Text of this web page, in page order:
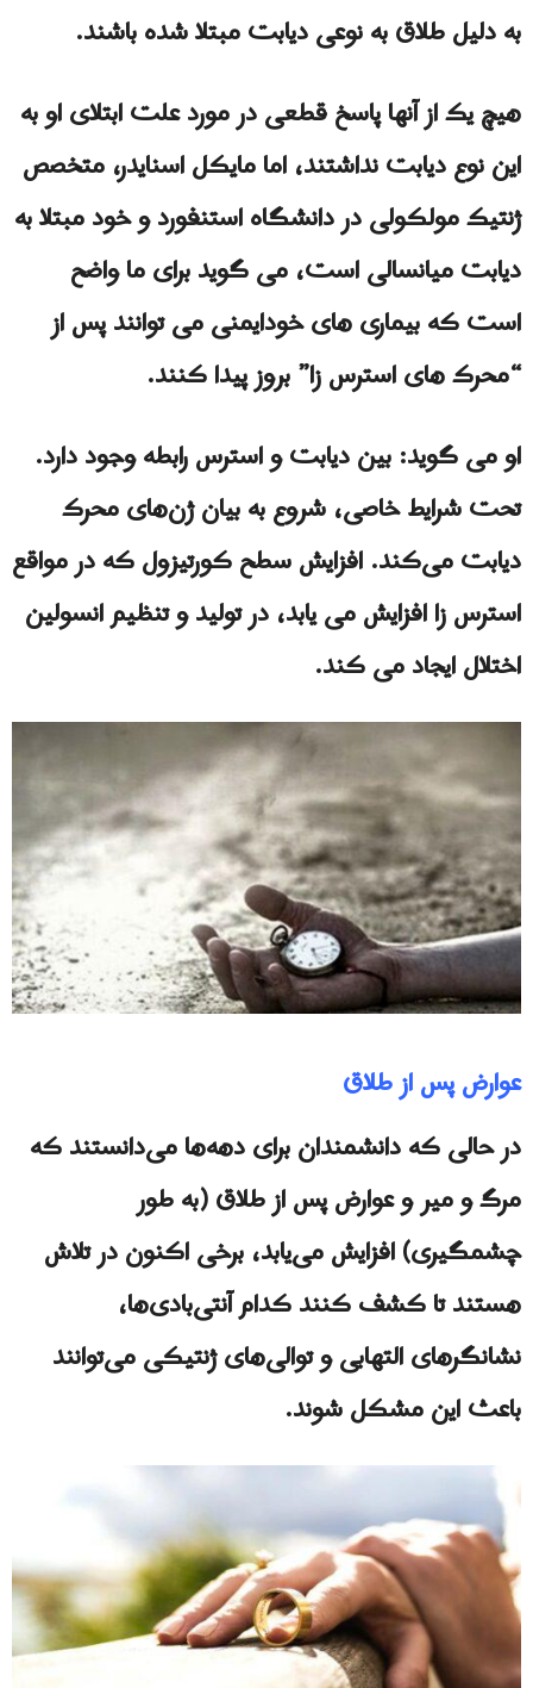
به دلیل طلاق به نوعی دیابت مبتلا شده باشند.
هیچ یک از آنها پاسخ قطعی در مورد علت ابتلای او به
این نوع دیابت نداشتند، اما مایکل اسنایدر، متخصص
ژنتیک مولکولی در دانشگاه استنفورد و خود مبتلا به
دیابت میانسالی است، می گوید برای ما واضح
است که بیماری های خودایمنی می توانند پس از
“محرک های استرس زا” بروز پیدا کنند.
او می گوید: بین دیابت و استرس رابطه وجود دارد.
تحت شرایط خاصی، شروع به بیان ژن‌های محرک
دیابت می‌کند. افزایش سطح کورتیزول که در مواقع
استرس زا افزایش می یابد، در تولید و تنظیم انسولین
اختلال ایجاد می کند.
عوارض پس از طلاق
در حالی که دانشمندان برای دهه‌ها می‌دانستند که
مرگ و میر و عوارض پس از طلاق (به طور
چشمگیری) افزایش می‌یابد، برخی اکنون در تلاش
هستند تا کشف کنند کدام آنتی‌بادی‌ها،
نشانگرهای التهابی و توالی‌های ژنتیکی می‌توانند
باعث این مشکل شوند.